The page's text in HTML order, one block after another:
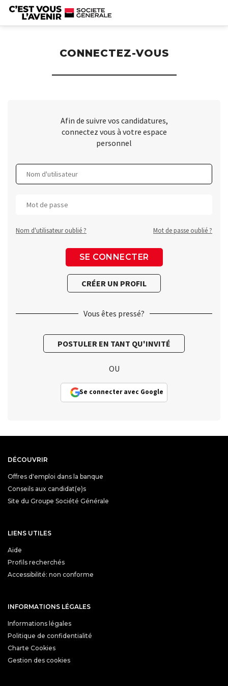
CONNECTEZ-VOUS
contenu
principal.
Afin de suivre vos candidatures,
connectez vous à votre espace
personnel
Nom d'utilisateur oublié ? Mot de passe oublié ?
Vous êtes pressé?
OU
Se connecter avec Google
DÉCOUVRIR
Offres d'emploi dans la banque
Conseils aux candidat(e)s
Site du Groupe Société Générale
LIENS UTILES
Aide
Profils recherchés
Accessibilité: non conforme
INFORMATIONS LÉGALES
Informations légales
Politique de confidentialité
Charte Cookies
Gestion des cookies